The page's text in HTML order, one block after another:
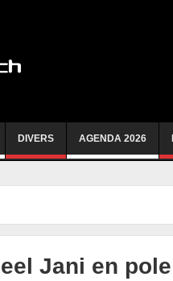
DIVERS AGENDA 2026
Jani en